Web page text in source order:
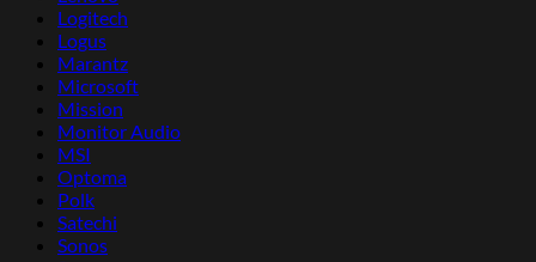
Logitech
Logus
Marantz
Microsoft
Mission
Monitor Audio
MSI
Optoma
Polk
Satechi
Sonos